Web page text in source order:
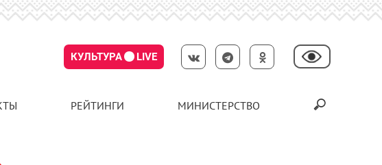
КУЛЬТУРА LIVE
РЕЙТИНГИ МИНИСТЕРСТВО